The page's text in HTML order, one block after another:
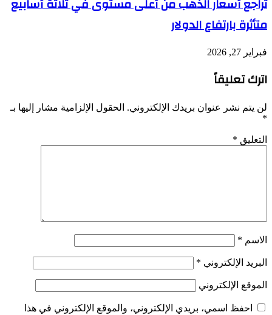
متأثرة بارتفاع الدولار
فبراير 27, 2026
اترك تعليقاً
لن يتم نشر عنوان بريدك الإلكتروني. الحقول الإلزامية مشار إليها بـ
*
التعليق *
الاسم *
البريد الإلكتروني *
الموقع الإلكتروني
احفظ اسمي، بريدي الإلكتروني، والموقع الإلكتروني في هذا